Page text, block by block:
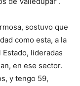
sostuvo que
como esta, a la
lideradas
en ese sector.
y tengo 59,